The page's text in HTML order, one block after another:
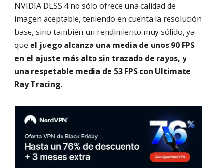
NVIDIA DLSS 4 no sólo ofrece una calidad de
imagen aceptable, teniendo en cuenta la resolución
base, sino también un rendimiento muy sólido, ya
que el juego alcanza una media de unos 90 FPS
en el ajuste más alto sin trazado de rayos, y
una respetable media de 53 FPS con Ultimate
Ray Tracing.